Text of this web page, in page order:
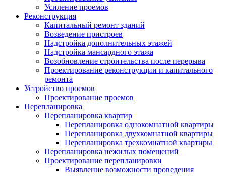
Усиление проемов
Реконструкция
Капитальный ремонт зданий
Возведение пристроев
Надстройка дополнительных этажей
Надстройка мансардного этажа
Возобновление строительства после перерыва
Проектирование реконструкции и капитального
ремонта
Устройство проемов
Проектирование проемов
Перепланировка
Перепланировка квартир
Перепланировка однокомнатной квартиры
Перепланировка двухкомнатной квартиры
Перепланировка трехкомнатной квартиры
Перепланировка нежилых помещений
Проектирование перепланировки
Выявление возможности проведения